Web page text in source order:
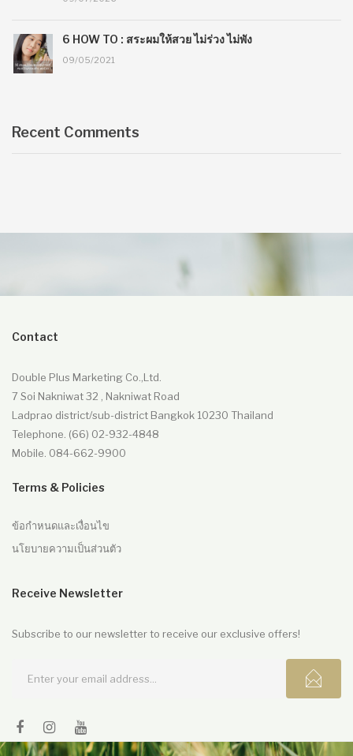
6 HOW TO : สระผมให้สวย ไม่ร่วง ไม่พัง
09/05/2021
Recent Comments
Contact
Double Plus Marketing Co.,Ltd.
7 Soi Nakniwat 32 , Nakniwat Road
Ladprao district/sub-district Bangkok 10230 Thailand
Telephone. (66) 02-932-4848
Mobile. 084-662-9900
Terms & Policies
ข้อกำหนดและเงื่อนไข
นโยบายความเป็นส่วนตัว
Receive Newsletter
Subscribe to our newsletter to receive our exclusive offers!